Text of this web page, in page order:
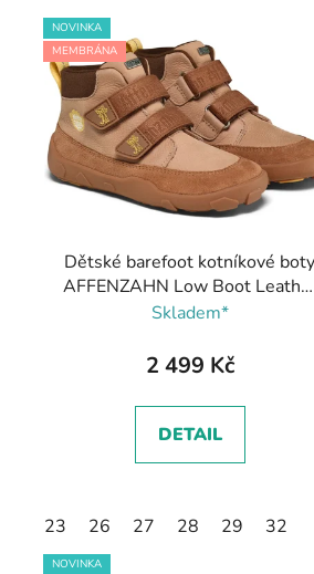
V
ý
p
s
p
r
NOVINKA
MEMBRÁNA
Dětské barefoot kotníkové boty
AFFENZAHN Low Boot Leather
Friendy - Tiger/hnědá
Skladem*
2 499 Kč
DETAIL
23 26 27 28 29 32
NOVINKA